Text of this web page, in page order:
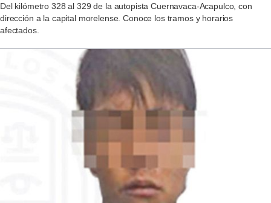
Del kilómetro 328 al 329 de la autopista Cuernavaca-Acapulco, con
dirección a la capital morelense. Conoce los tramos y horarios
afectados.